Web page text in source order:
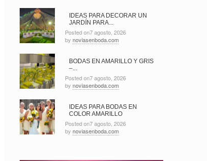
IDEAS PARA DECORAR UN
JARDÍN PARA...
Posted on7 agosto, 2026
by noviasenboda.com
BODAS EN AMARILLO Y GRIS
–...
Posted on7 agosto, 2026
by noviasenboda.com
IDEAS PARA BODAS EN
COLOR AMARILLO
Posted on7 agosto, 2026
by noviasenboda.com